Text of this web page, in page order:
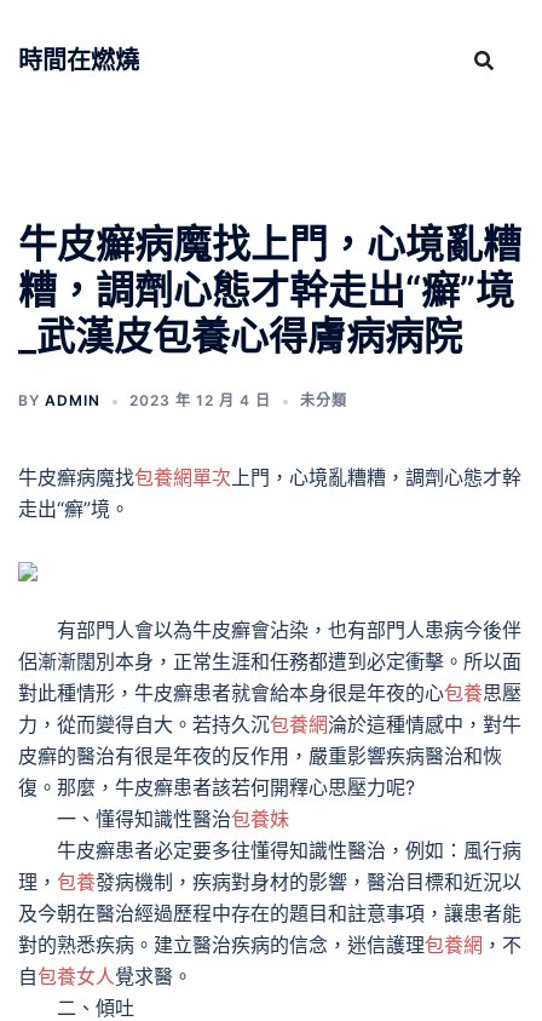
時間在燃燒
牛皮癬病魔找上門，心境亂糟
糟，調劑心態才幹走出“癬”境
_武漢皮包養心得膚病病院
BY ADMIN 2023 年 12 月 4 日 未分類
牛皮癬病魔找包養網單次上門，心境亂糟糟，調劑心態才幹
走出“癬”境。
有部門人會以為牛皮癬會沾染，也有部門人患病今後伴
侶漸漸闊別本身，正常生涯和任務都遭到必定衝擊。所以面
對此種情形，牛皮癬患者就會給本身很是年夜的心包養思壓
力，從而變得自大。若持久沉包養網淪於這種情感中，對牛
皮癬的醫治有很是年夜的反作用，嚴重影響疾病醫治和恢
復。那麼，牛皮癬患者該若何開釋心思壓力呢?
一、懂得知識性醫治包養妹
牛皮癬患者必定要多往懂得知識性醫治，例如：風行病
理， 包養發病機制，疾病對身材的影響，醫治目標和近況以
及今朝在醫治經過歷程中存在的題目和註意事項，讓患者能
對的熟悉疾病。建立醫治疾病的信念，迷信護理包養網 ，不
自包養女人覺求醫。
二、傾吐